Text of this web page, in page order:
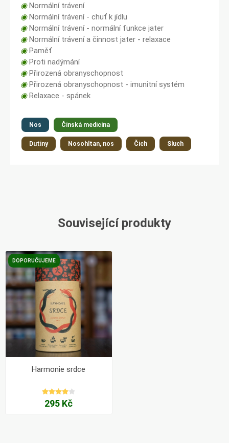
◉Normální trávení
◉Normální trávení - chuť k jídlu
◉Normální trávení - normální funkce jater
◉Normální trávení a činnost jater - relaxace
◉Paměť
◉Proti nadýmání
◉Přirozená obranyschopnost
◉Přirozená obranyschopnost - imunitní systém
◉Relaxace - spánek
Nos Čínská medicína
Dutiny Nosohltan, nos Čich Sluch
Související produkty
DOPORUČUJEME
Harmonie srdce
295 Kč